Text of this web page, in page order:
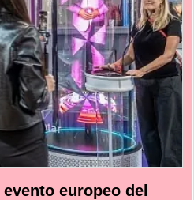
europeo del